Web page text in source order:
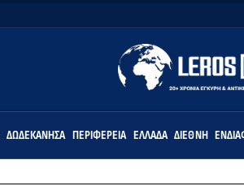
ΔΩΔΕΚΆΝΗΣΑ ΠΕΡΙΦΈΡΕΙΑ ΕΛΛΆΔΑ ΔΙΕΘΝΉ